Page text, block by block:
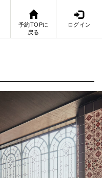
予約TOPに
戻る
ログイン